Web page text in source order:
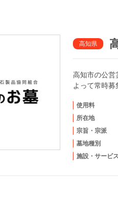
高知県
高知市の公営
よって常時
使用料
所在地
宗旨・宗派
墓地種別
施設・サービス